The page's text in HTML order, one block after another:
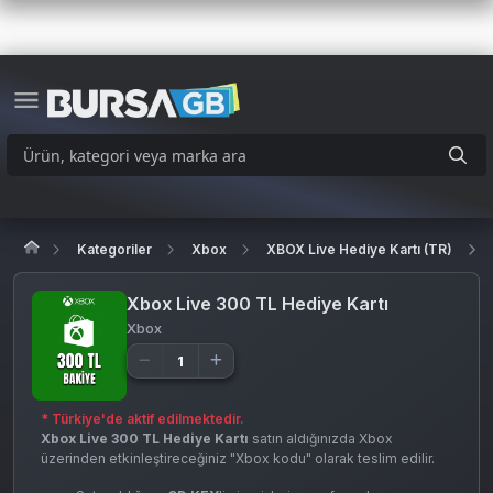
Kategoriler Xbox XBOX Live Hediye Kartı (TR)
Xbox Live 300 TL Hediye Kartı
Xbox
* Türkiye'de aktif edilmektedir.
Xbox Live 300 TL Hediye Kartı satın aldığınızda Xbox
üzerinden etkinleştireceğiniz "Xbox kodu" olarak teslim edilir.